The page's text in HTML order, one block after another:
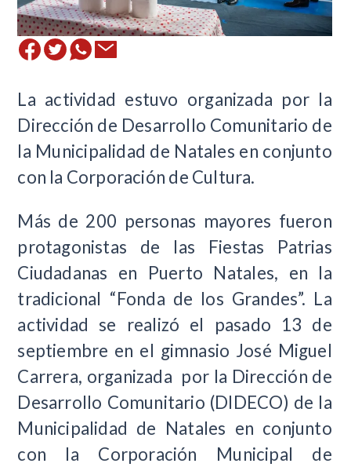
La actividad estuvo organizada por la
Dirección de Desarrollo Comunitario de
la Municipalidad de Natales en conjunto
con la Corporación de Cultura.
Más de 200 personas mayores fueron
protagonistas de las Fiestas Patrias
Ciudadanas en Puerto Natales, en la
tradicional “Fonda de los Grandes”. La
actividad se realizó el pasado 13 de
septiembre en el gimnasio José Miguel
Carrera, organizada por la Dirección de
Desarrollo Comunitario (DIDECO) de la
Municipalidad de Natales en conjunto
con la Corporación Municipal de